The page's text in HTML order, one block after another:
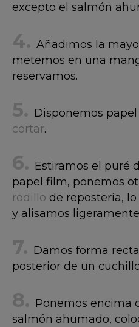
excepto el salmón
Añadimos la
metemos en una
reservamos.
Disponemos
cortar.
Estiramos el puré
papel film, ponemos
rodillo de repostería,
y alisamos
Damos forma
posterior de un
Ponemos encima
salmón ahumado,